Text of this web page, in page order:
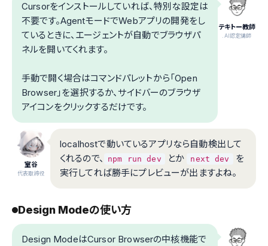
テキトー教師
.AI認定講師
Cursorをインストールしていれば、特別な設定は
不要です。AgentモードでWebアプリの開発をし
ているときに、エージェントが自動でブラウザパ
ネルを開いてくれます。
手動で開く場合はコマンドパレットから「Open
Browser」を選択するか、サイドバーのブラウザ
アイコンをクリックするだけです。
室谷
代表取締役
localhostで動いているアプリなら自動検出して
くれるので、
npm run dev とか next dev
を
実行してれば勝手にプレビューが出ますよね。
Design Modeの使い方
Design ModeはCursor Browserの中核機能で